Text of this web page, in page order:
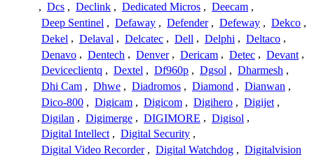
, Dcs , Declink , Dedicated Micros , Deecam ,
Deep Sentinel , Defaway , Defender , Defeway , Dekco ,
Dekel , Delaval , Delcatec , Dell , Delphi , Deltaco ,
Denavo , Dentech , Denver , Dericam , Detec , Devant ,
Deviceclientq , Dextel , Df960p , Dgsol , Dharmesh ,
Dhi Cam , Dhwe , Diadromos , Diamond , Dianwan ,
Dico-800 , Digicam , Digicom , Digihero , Digijet ,
Digilan , Digimerge , DIGIMORE , Digisol ,
Digital Intellect , Digital Security ,
Digital Video Recorder , Digital Watchdog , Digitalvision